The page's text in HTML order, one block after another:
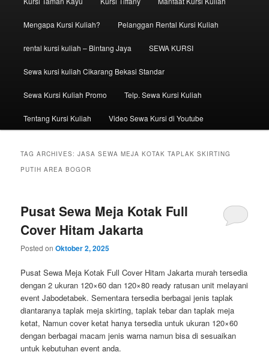
Mengapa Kursi Kuliah? Pelanggan Rental Kursi Kuliah
rental kursi kuliah – Bintang Jaya SEWA KURSI
Sewa kursi kuliah Cikarang Bekasi Standar
Sewa Kursi Kuliah Promo Telp. Sewa Kursi Kuliah
Tentang Kursi Kuliah Video Sewa Kursi di Youtube
TAG ARCHIVES:JASA SEWA MEJA KOTAK TAPLAK SKIRTING
PUTIH AREA BOGOR
Pusat Sewa Meja Kotak Full
Cover Hitam Jakarta
Posted onOktober 2, 2025
Pusat Sewa Meja Kotak Full Cover Hitam Jakarta murah tersedia
dengan 2 ukuran 120×60 dan 120×80 ready ratusan unit melayani
event Jabodetabek. Sementara tersedia berbagai jenis taplak
diantaranya taplak meja skirting, taplak tebar dan taplak meja
ketat, Namun cover ketat hanya tersedia untuk ukuran 120×60
dengan berbagai macam jenis warna namun bisa di sesuaikan
untuk kebutuhan event anda.